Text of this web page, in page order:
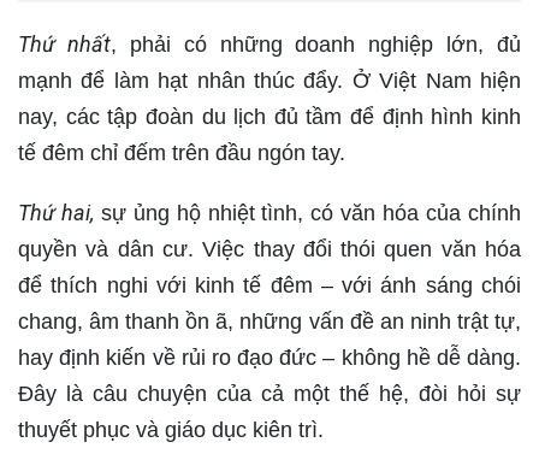
Thứ nhất, phải có những doanh nghiệp lớn, đủ
mạnh để làm hạt nhân thúc đẩy. Ở Việt Nam hiện
nay, các tập đoàn du lịch đủ tầm để định hình kinh
tế đêm chỉ đếm trên đầu ngón tay.
Thứ hai, sự ủng hộ nhiệt tình, có văn hóa của chính
quyền và dân cư. Việc thay đổi thói quen văn hóa
để thích nghi với kinh tế đêm – với ánh sáng chói
chang, âm thanh ồn ã, những vấn đề an ninh trật tự,
hay định kiến về rủi ro đạo đức – không hề dễ dàng.
Đây là câu chuyện của cả một thế hệ, đòi hỏi sự
thuyết phục và giáo dục kiên trì.